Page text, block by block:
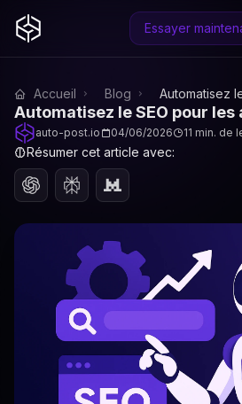
Essayer
Accueil Blog Automatisez
Automatisez le SEO pour les
auto-post.io 04/06/2026 11 min. de
Résumer cet article avec: